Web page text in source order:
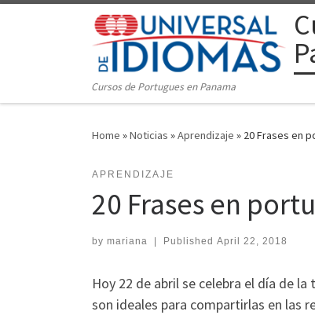
Skip to content
Cursos de Portugues en Panama
Home »Noticias »Aprendizaje » 20 Frases en
APRENDIZAJE
20 Frases en
by mariana Published April 22, 2018
Hoy 22 de abril se celebra el día de
son ideales para compartirlas en las